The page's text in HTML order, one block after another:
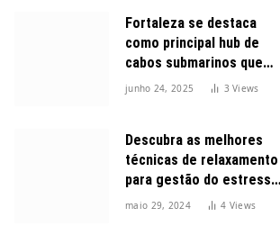
Fortaleza se destaca
como principal hub de
cabos submarinos que
conectam o Brasil ao
junho 24, 2025 3Views
Descubra as melhores
técnicas de relaxamento
para gestão do estresse
durante o dia
maio 29, 2024 4 Views